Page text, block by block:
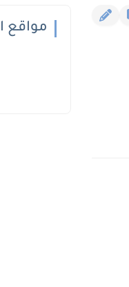
مواقع